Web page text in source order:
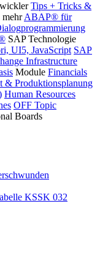
Tips + Tricks &
ABAP® für
SAP Technologie
UI5, JavaScript SAP
Infrastructure
Module Financials
& Produktionsplanung
Human Resources
OFF Topic
Boards
KSSK 032